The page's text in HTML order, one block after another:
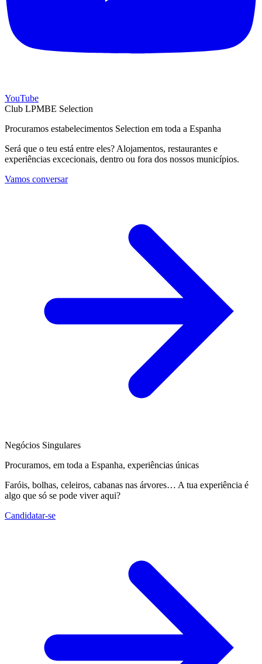
YouTube
Club LPMBE Selection
Procuramos estabelecimentos Selection em toda a Espanha
Será que o teu está entre eles? Alojamentos, restaurantes e
experiências excecionais, dentro ou fora dos nossos municípios.
Vamos conversar
Negócios Singulares
Procuramos, em toda a Espanha, experiências únicas
Faróis, bolhas, celeiros, cabanas nas árvores… A tua experiência é
algo que só se pode viver aqui?
Candidatar-se